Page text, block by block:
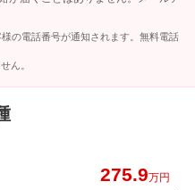
の電話番号が通知されます。無料電話
ん。
275.9万円